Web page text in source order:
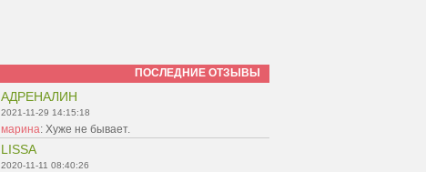
ПОСЛЕДНИЕ ОТЗЫВЫ
АДРЕНАЛИН
2021-11-29 14:15:18
марина: Хуже не бывает.
LISSA
2020-11-11 08:40:26